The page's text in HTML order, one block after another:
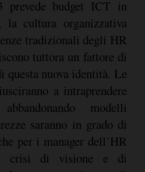
prevede budget ICT in
la cultura organizzativa
tradizionali degli HR
tuttora un fattore di
nuova identità. Le
a intraprendere
modelli
saranno in grado di
per i manager dell’HR
crisi di visione e di